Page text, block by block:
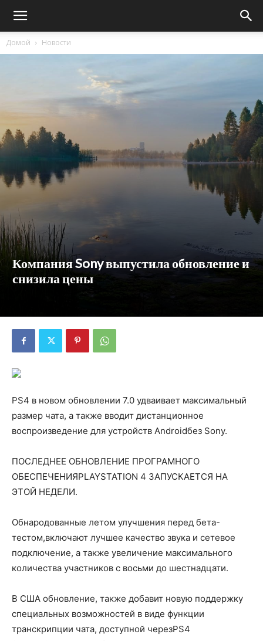
Домой Новости
Компания Sony выпустила обновление и
снизила цены
PS4 в новом обновлении 7.0 удваивает максимальный
размер чата, а также вводит дистанционное
воспроизведение для устройств Androidбез Sony.
ПОСЛЕДНЕЕ ОБНОВЛЕНИЕ ПРОГРАМНОГО
ОБЕСПЕЧЕНИЯPLAYSTATION 4 ЗАПУСКАЕТСЯ НА
ЭТОЙ НЕДЕЛИ.
Обнародованные летом улучшения перед бета-
тестом,включают лучшее качество звука и сетевое
подключение, а также увеличение максимального
количества участников с восьми до шестнадцати.
В США обновление, также добавит новую поддержку
специальных возможностей в виде функции
транскрипции чата, доступной черезPS4